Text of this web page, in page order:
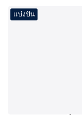
แบ่งปัน